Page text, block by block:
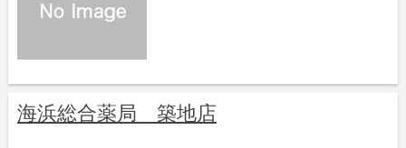
海浜総合薬局 築地店